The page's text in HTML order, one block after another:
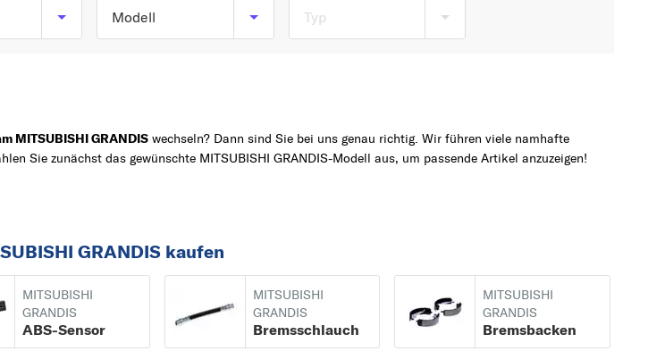
Modell Typ
MITSUBISHI GRANDIS wechseln? Dann sind Sie bei uns genau richtig. Wir führen viele namhafte
Sie zunächst das gewünschte MITSUBISHI GRANDIS-Modell aus, um passende Artikel anzuzeigen!
GRANDIS kaufen
MITSUBISHI
GRANDIS
ABS-Sensor
MITSUBISHI
GRANDIS
Bremsschlauch
MITSUBISHI
GRANDIS
Bremsbacken